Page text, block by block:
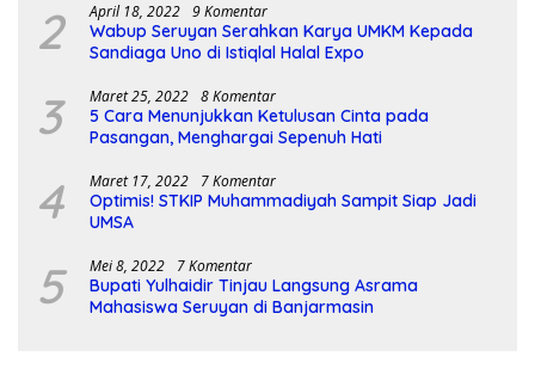
2 April 18, 2022 9 Komentar
Wabup Seruyan Serahkan Karya UMKM Kepada
Sandiaga Uno di Istiqlal Halal Expo
3 Maret 25, 2022 8 Komentar
5 Cara Menunjukkan Ketulusan Cinta pada
Pasangan, Menghargai Sepenuh Hati
4 Maret 17, 2022 7 Komentar
Optimis! STKIP Muhammadiyah Sampit Siap Jadi
UMSA
5 Mei 8, 2022 7 Komentar
Bupati Yulhaidir Tinjau Langsung Asrama
Mahasiswa Seruyan di Banjarmasin